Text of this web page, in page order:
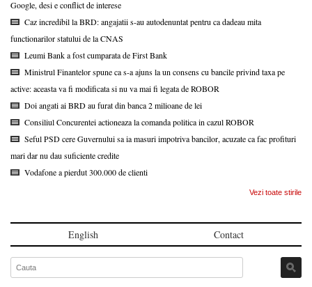
Google, desi e conflict de interese
Caz incredibil la BRD: angajatii s-au autodenuntat pentru ca dadeau mita
functionarilor statului de la CNAS
Leumi Bank a fost cumparata de First Bank
Ministrul Finantelor spune ca s-a ajuns la un consens cu bancile privind taxa pe
active: aceasta va fi modificata si nu va mai fi legata de ROBOR
Doi angati ai BRD au furat din banca 2 milioane de lei
Consiliul Concurentei actioneaza la comanda politica in cazul ROBOR
Seful PSD cere Guvernului sa ia masuri impotriva bancilor, acuzate ca fac profituri
mari dar nu dau suficiente credite
Vodafone a pierdut 300.000 de clienti
Vezi toate stirile
English Contact